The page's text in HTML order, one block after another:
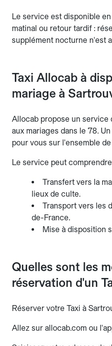
Le service est disponible
matinal ou retour tardif :
supplément nocturne n'est
Taxi Allocab à
mariage à
Allocab propose un service
aux mariages dans le 78.
pour vous sur l'ensemble
Le service peut
Transfert vers la
lieux de culte.
Transport vers les
de-France.
Mise à disposition
Quelles sont les
réservation d'un
Réserver votre Taxi à
Allez sur allocab.com ou